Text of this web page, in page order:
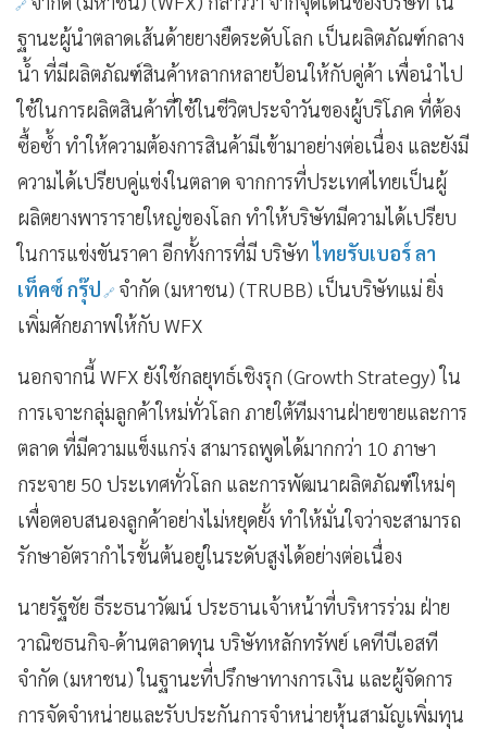
ฐานะผู้นำตลาดเส้นด้ายยางยืดระดับโลก เป็นผลิตภัณฑ์กลาง
น้ำ ที่มีผลิตภัณฑ์สินค้าหลากหลายป้อนให้กับคู่ค้า เพื่อนำไป
ใช้ในการผลิตสินค้าที่ใช้ในชีวิตประจำวันของผู้บริโภค ที่ต้อง
ซื้อซ้ำ ทำให้ความต้องการสินค้ามีเข้ามาอย่างต่อเนื่อง และยังมี
ความได้เปรียบคู่แข่งในตลาด จากการที่ประเทศไทยเป็นผู้
ผลิตยางพารารายใหญ่ของโลก ทำให้บริษัทมีความได้เปรียบ
ในการแข่งขันราคา อีกทั้งการที่มี บริษัทไทยรับเบอร์ ลา
เท็คซ์ กรุ๊ป จำกัด (มหาชน) (TRUBB) เป็นบริษัทแม่ ยิ่ง
เพิ่มศักยภาพให้กับ WFX
นอกจากนี้ WFX ยังใช้กลยุทธ์เชิงรุก (Growth Strategy) ใน
การเจาะกลุ่มลูกค้าใหม่ทั่วโลก ภายใต้ทีมงานฝ่ายขายและการ
ตลาด ที่มีความแข็งแกร่ง สามารถพูดได้มากกว่า 10 ภาษา
กระจาย 50 ประเทศทั่วโลก และการพัฒนาผลิตภัณฑ์ใหม่ๆ
เพื่อตอบสนองลูกค้าอย่างไม่หยุดยั้ง ทำให้มั่นใจว่าจะสามารถ
รักษาอัตรากำไรขั้นต้นอยู่ในระดับสูงได้อย่างต่อเนื่อง
นายรัฐชัย ธีระธนาวัฒน์ ประธานเจ้าหน้าที่บริหารร่วม ฝ่าย
วาณิชธนกิจ-ด้านตลาดทุน บริษัทหลักทรัพย์ เคทีบีเอสที
จำกัด (มหาชน) ในฐานะที่ปรึกษาทางการเงิน และผู้จัดการ
การจัดจำหน่ายและรับประกันการจำหน่ายหุ้นสามัญเพิ่มทุน